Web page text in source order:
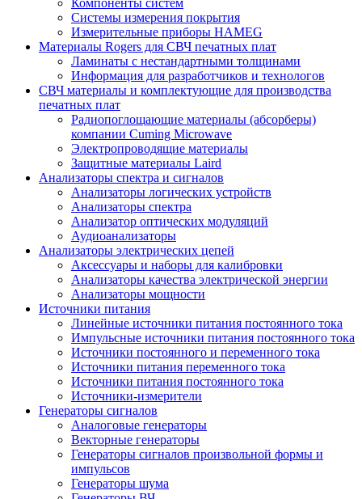
Системы измерения покрытия
Измерительные приборы HAMEG
Материалы Rogers для СВЧ печатных плат
Ламинаты с нестандартными толщинами
Информация для разработчиков и технологов
СВЧ материалы и комплектующие для производства
печатных плат
Радиопоглощающие материалы (абсорберы)
компании Cuming Microwave
Электропроводящие материалы
Защитные материалы Laird
Анализаторы спектра и сигналов
Анализаторы логических устройств
Анализаторы спектра
Анализатор оптических модуляций
Аудиоанализаторы
Анализаторы электрических цепей
Аксессуары и наборы для калибровки
Анализаторы качества электрической энергии
Анализаторы мощности
Источники питания
Линейные источники питания постоянного тока
Импульсные источники питания постоянного тока
Источники постоянного и переменного тока
Источники питания переменного тока
Источники питания постоянного тока
Источники-измерители
Генераторы сигналов
Аналоговые генераторы
Векторные генераторы
Генераторы сигналов произвольной формы и
импульсов
Генераторы шума